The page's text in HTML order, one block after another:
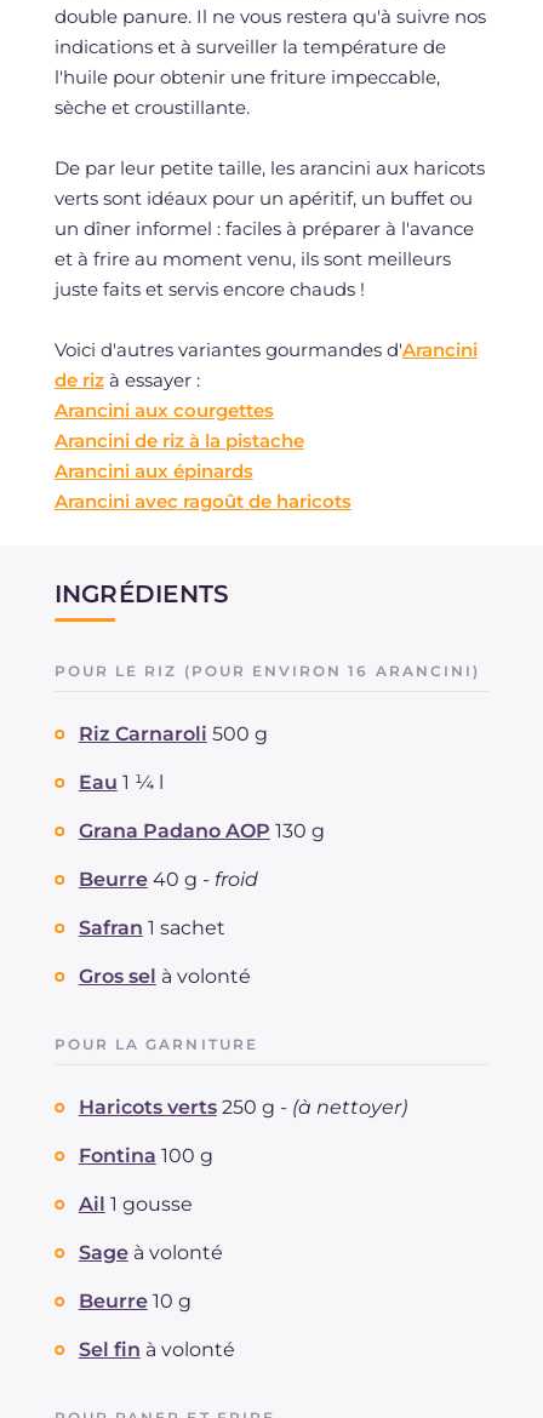
double panure. Il ne vous restera qu'à suivre nos
indications et à surveiller la température de
l'huile pour obtenir une friture impeccable,
sèche et croustillante.
De par leur petite taille, les arancini aux haricots
verts sont idéaux pour un apéritif, un buffet ou
un dîner informel : faciles à préparer à l'avance
et à frire au moment venu, ils sont meilleurs
juste faits et servis encore chauds !
Voici d'autres variantes gourmandes d'Arancini
de rizà essayer :
Arancini aux courgettes
Arancini de riz à la pistache
Arancini aux épinards
Arancini avec ragoût de haricots
INGRÉDIENTS
POUR LE RIZ (POUR ENVIRON 16 ARANCINI)
Riz Carnaroli 500 g
Eau 1 ¼ l
Grana Padano AOP 130 g
Beurre 40 g - froid
Safran 1 sachet
Gros sel à volonté
POUR LA GARNITURE
Haricots verts 250 g - (à nettoyer)
Fontina 100 g
Ail 1 gousse
Sage à volonté
Beurre 10 g
Sel fin à volonté